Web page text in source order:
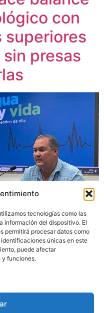
tecnologías como las
información del dispositivo. El
permitirá procesar datos como
únicas en este
puede afectar
y funciones.
con
superiores
presas
en el Plan
de agua actual